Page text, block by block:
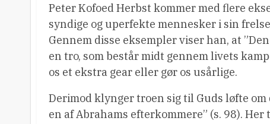
Peter Kofoed Herbst kommer med flere
syndige og uperfekte mennesker i sin
Gennem disse eksempler viser han, at
en tro, som består midt gennem livets
os et ekstra gear eller gør os usårlige.
Derimod klynger troen sig til Guds løfte
en af Abrahams efterkommere” (s. 98).